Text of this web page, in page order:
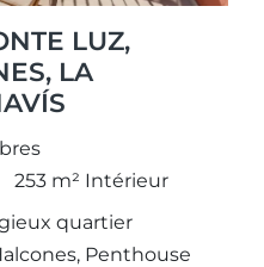
LUZ,
LA
253 m² Intérieur
quartier
Penthouse